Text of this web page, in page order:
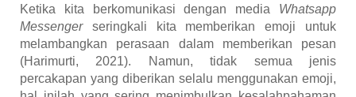
Ketika kita berkomunikasi dengan media Whatsapp
Messengerseringkali kita memberikan emoji untuk
melambangkan perasaan dalam memberikan pesan
(Harimurti, 2021). Namun, tidak semua jenis
percakapan yang diberikan selalu menggunakan emoji,